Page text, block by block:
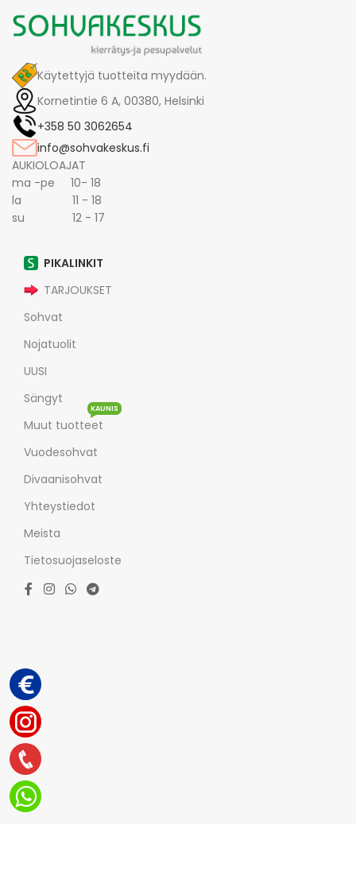
Käytettyjä tuotteita myydään.
Kornetintie 6 A, 00380, Helsinki
+358 50 3062654
info@sohvakeskus.fi
AUKIOLOAJAT
ma -pe 10- 18
la 11 - 18
su 12 - 17
PIKALINKIT
TARJOUKSET
Sohvat
Nojatuolit
UUSI
Sängyt
Muut tuotteet
KAUNIS
Vuodesohvat
Divaanisohvat
Yhteystiedot
Meista
Tietosuojaseloste